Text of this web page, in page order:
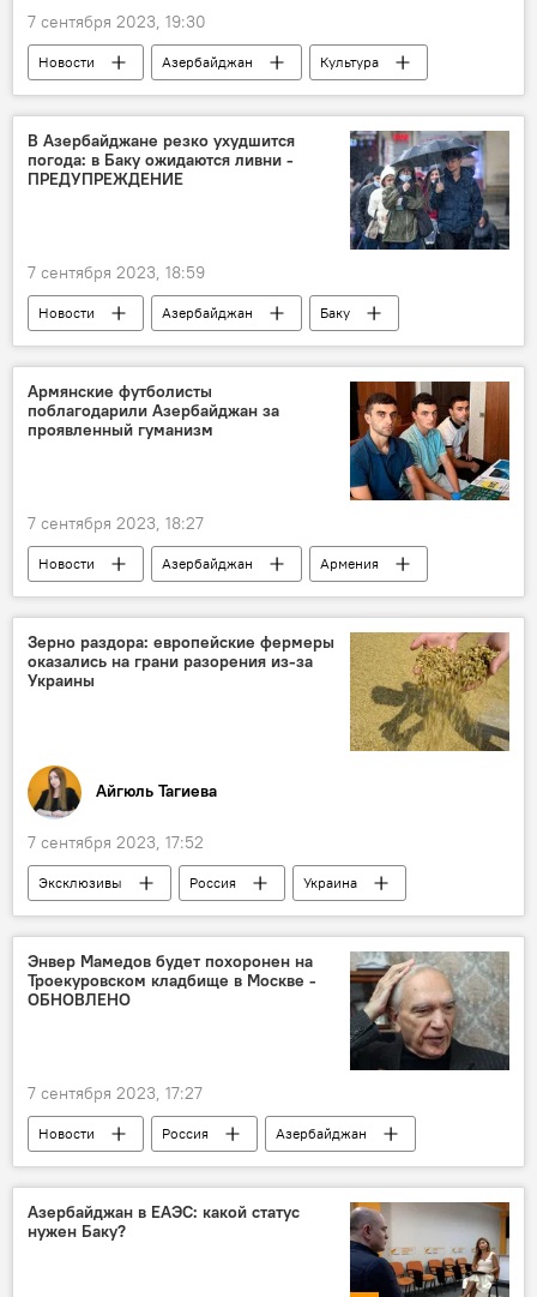
7 сентября 2023, 19:30
Новости Азербайджан
Культура
Театр
Беларусь
Азербайджанский государственный академический театр оперы и балета
Фестиваль
В Азербайджане резко ухудшится
погода: в Баку ожидаются ливни -
ПРЕДУПРЕЖДЕНИЕ
7 сентября 2023, 18:59
Новости Азербайджан
Баку
Абшерон
Прогноз погоды
Ливень
паводки
Сели
Армянские футболисты
поблагодарили Азербайджан за
проявленный гуманизм
7 сентября 2023, 18:27
Новости Азербайджан
Армения
Футболисты
КПП "Лачин"
Зерно раздора: европейские фермеры
оказались на грани разорения из-за
Украины
Айгюль Тагиева
7 сентября 2023, 17:52
Эксклюзивы Россия
Украина
Евросоюз
зерновая сделка
Зерно
Балканы
Восточная Европа
Польша
Сельское хозяйство
Энвер Мамедов будет похоронен на
Троекуровском кладбище в Москве -
ОБНОВЛЕНО
7 сентября 2023, 17:27
Новости Россия
Азербайджан
СССР
Совинформбюро
Энвер Мамедов
Смерть
Азербайджан в ЕАЭС: какой статус
нужен Баку?